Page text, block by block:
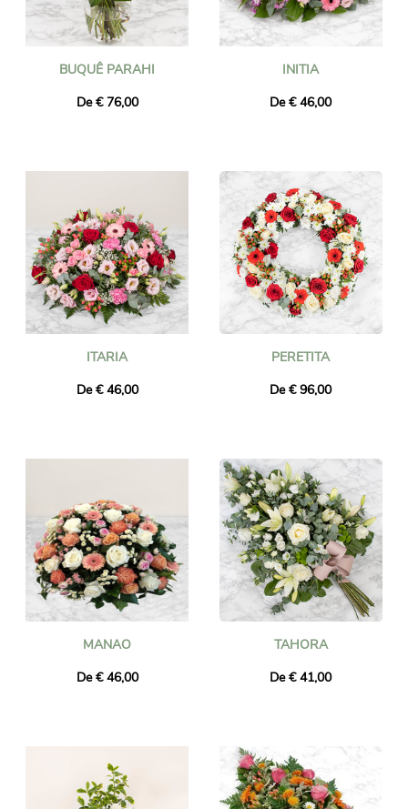
BUQUÊ PARAHI
De € 76,00
INITIA
De € 46,00
ITARIA
De € 46,00
PERETITA
De € 96,00
MANAO
De € 46,00
TAHORA
De € 41,00